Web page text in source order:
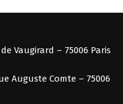
Vaugirard – 75006 Paris
Auguste Comte – 75006